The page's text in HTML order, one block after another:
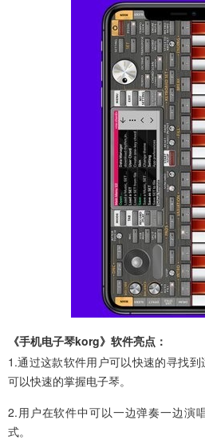
《手机电子琴korg》软件亮点：
1.通过这款软件用户可以快速的寻找
可以快速的掌握电子琴。
2.用户在软件中可以一边弹奏一边演
式。